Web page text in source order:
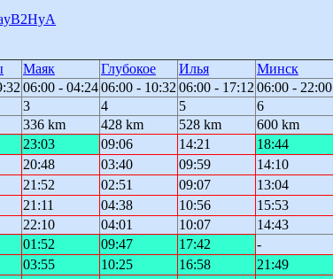
Маяк Глубокое Илья
Минск
06:00 - 04:2406:00 - 10:32 06:00 - 17:12 06:00 - 22:00
3 4 5
6
336 km 428 km 528 km 600 km
23:03 09:06 14:21 18:44
20:48 03:40 09:59 14:10
21:52 02:51 09:07 13:04
21:11 04:38 10:56 15:53
22:10 04:01 10:07 14:43
01:52 09:47 17:42
-
03:55 10:25 16:58 21:49